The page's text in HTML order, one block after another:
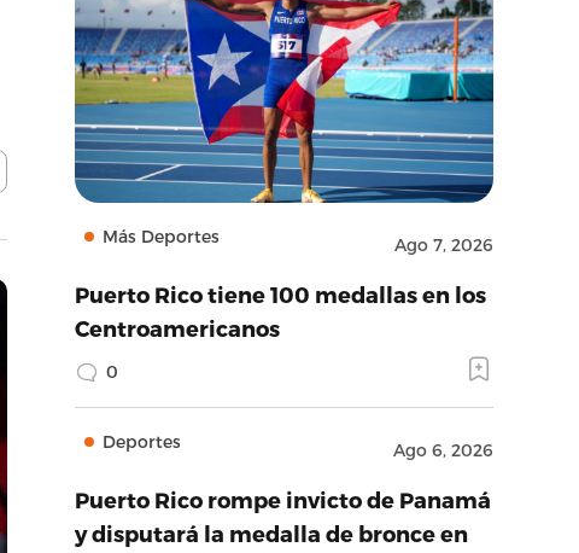
Más Deportes Ago 7, 2026
Puerto Rico tiene 100 medallas en los
Centroamericanos
0
Deportes Ago 6, 2026
Puerto Rico rompe invicto de Panamá
y disputará la medalla de bronce en